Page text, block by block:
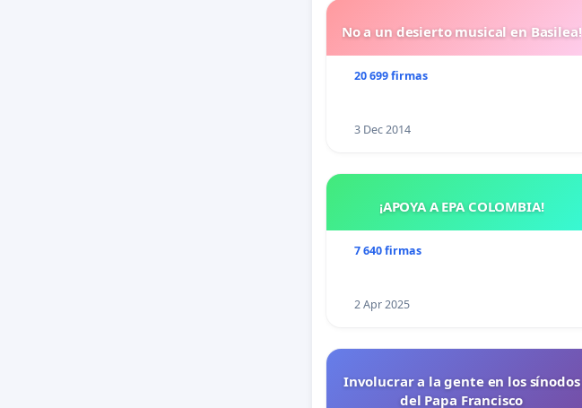
No a un desierto musical en Basilea!
20 699 firmas
3 Dec 2014
¡APOYA A EPA COLOMBIA!
7 640 firmas
2 Apr 2025
Involucrar a la gente en los sínodos
del Papa Francisco